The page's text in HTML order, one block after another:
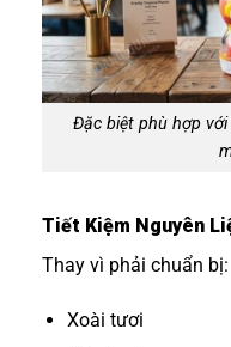
Đặc biệt phù hợp
Tiết Kiệm Nguyên
Thay vì phải chuẩn bị:
Xoài tươi